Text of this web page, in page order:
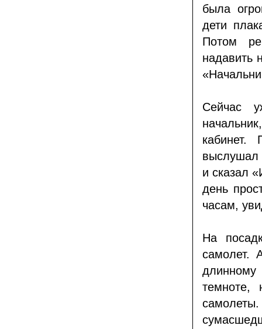
была
дети
Потом
надавить
Сейчас
кабинет.
выслушал
и сказал
день
часам,
На
самолет.
темноте,